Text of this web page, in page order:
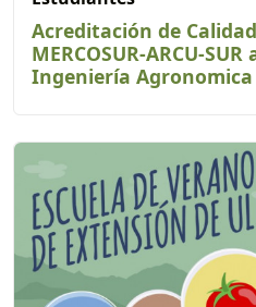
Acreditación de
MERCOSUR-ARCU-
Ingeniería Agronomica